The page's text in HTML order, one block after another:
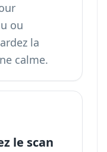
ou
la
calme.
le scan